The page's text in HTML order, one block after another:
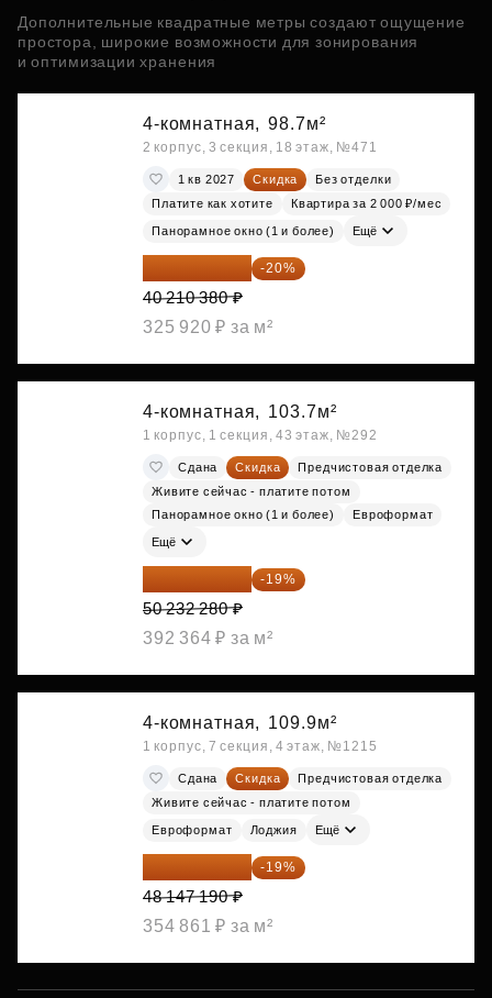
Дополнительные квадратные метры создают ощущение
простора, широкие возможности для зонирования
и оптимизации хранения
4-комнатная, 98.7м²
2 корпус, 3 секция, 18 этаж, №471
1 кв 2027 Скидка
Без отделки
Платите как хотите
Квартира за 2 000 ₽/мес
Панорамное окно (1 и более) Ещё
32 168 304 ₽ -20%
40 210 380 ₽
325 920 ₽ за м²
4-комнатная, 103.7м²
1 корпус, 1 секция, 43 этаж, №292
Сдана Скидка
Предчистовая отделка
Живите сейчас - платите потом
Панорамное окно (1 и более)
Евроформат
Ещё
40 688 147 ₽ -19%
50 232 280 ₽
392 364 ₽ за м²
4-комнатная, 109.9м²
1 корпус, 7 секция, 4 этаж, №1215
Сдана Скидка
Предчистовая отделка
Живите сейчас - платите потом
Евроформат Лоджия Ещё
38 999 224 ₽ -19%
48 147 190 ₽
354 861 ₽ за м²